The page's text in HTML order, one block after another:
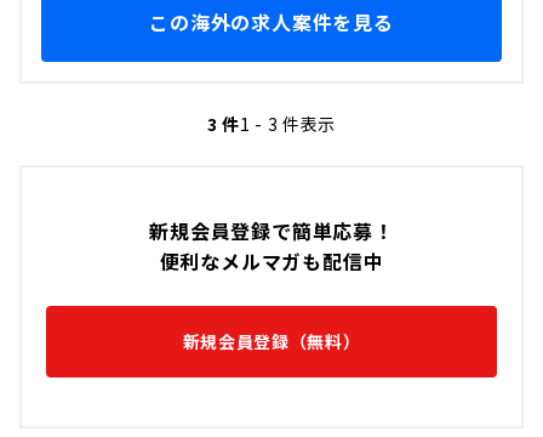
新規会員登録で簡単応募！
便利なメルマガも配信中
新規会員登録（無料）
この海外の求人案件を見る
3 件1 - 3 件表示